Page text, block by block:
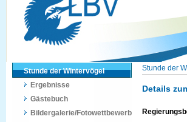
Stunde der Wintervögel
Ergebnisse
Gästebuch
Bildergalerie/Fotowettbewerb
Stunde der
Details